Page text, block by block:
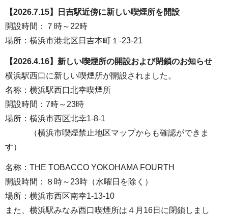
【2026.7.15】日吉駅近傍に新しい喫煙所を開設
開設時間：７時～22時
場所：横浜市港北区日吉本町１-23-21
【2026.4.16】新しい喫煙所の開設および閉鎖のお知らせ
横浜駅西口に新しい喫煙所が開設されました。
名称：横浜駅西口北幸喫煙所
開設時間：7時～23時
場所：横浜市西区北幸1-8-1
（横浜市喫煙禁止地区マップからも確認ができま
す）
名称：THE TOBACCO YOKOHAMA FOURTH
開設時間：８時～23時（水曜日を除く）
場所：横浜市西区南幸1-13-10
また、横浜駅みなみ西口喫煙所は４月16日に閉鎖しまし